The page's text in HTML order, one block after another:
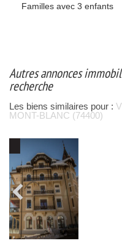
Familles avec 3 enfants
autres annonces immobilières correspondant à votre
recherche
Les biens similaires pour :
MONT-BLANC (74400)